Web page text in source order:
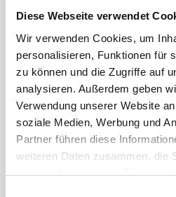
Diese Webseite verwendet
Wir verwenden Cookies, um
personalisieren, Funktionen für
zu können und die Zugriffe auf
analysieren. Außerdem geben
Verwendung unserer Website
soziale Medien, Werbung und
Partner führen diese
weiteren Daten zusammen, die
haben oder die sie im Rahmen
November 2020
Oktober 2020
September 2020
August 2020
Juli 2020
Juni 2020
Mai 2020
April 2020